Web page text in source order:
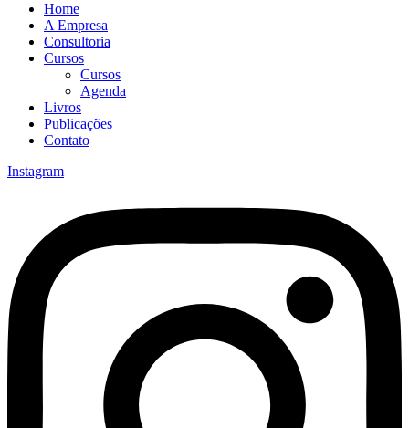
Home
A Empresa
Consultoria
Cursos
Cursos
Agenda
Livros
Publicações
Contato
Instagram